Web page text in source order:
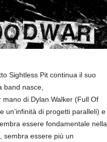
Sightless Pit continua il suo
band nasce,
mano di Dylan Walker (Full Of
un’infinità di progetti paralleli) e
essere fondamentale nella
sembra essere più un